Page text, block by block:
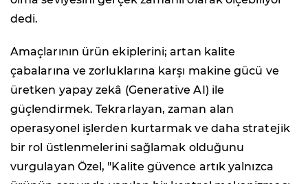
dedi.
Amaçlarının ürün ekiplerini; artan kalite
çabalarına ve zorluklarına karşı makine gücü ve
üretken yapay zekâ (Generative AI) ile
güçlendirmek. Tekrarlayan, zaman alan
operasyonel işlerden kurtarmak ve daha stratejik
bir rol üstlenmelerini sağlamak olduğunu
vurgulayan Özel, "Kalite güvence artık yalnızca